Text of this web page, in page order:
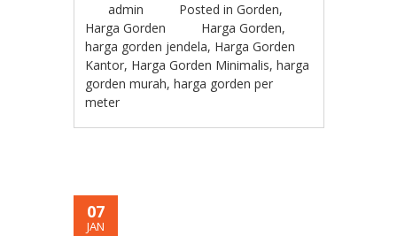
admin Posted inGorden,
Harga Gorden
Harga Gorden,
harga gorden jendela, Harga Gorden
Kantor, Harga Gorden Minimalis,harga
gorden murah,harga gorden per
meter
07
JAN